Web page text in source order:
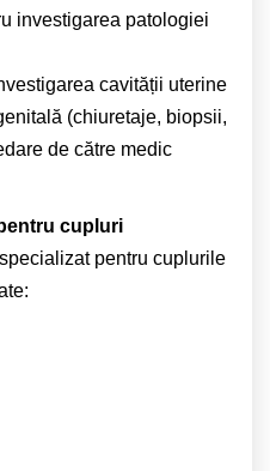
investigarea patologiei
cavității uterine
(chiuretaje, biopsii,
de către medic
cupluri
pentru cuplurile